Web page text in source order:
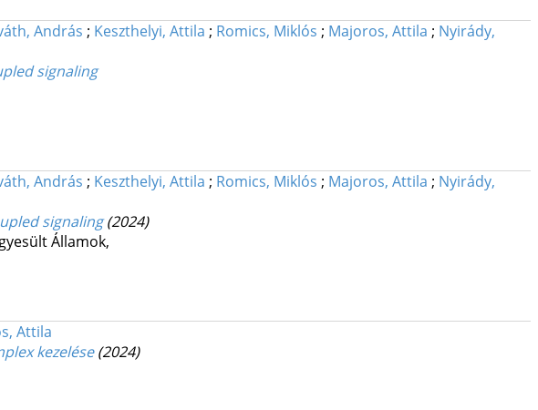
András ; Keszthelyi, Attila ; Romics, Miklós ; Majoros, Attila ; Nyirády,
signaling
András ; Keszthelyi, Attila ; Romics, Miklós ; Majoros, Attila ; Nyirády,
signaling (2024)
Államok,
Attila
kezelése (2024)